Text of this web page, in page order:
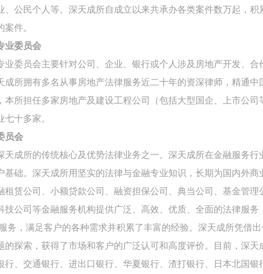
、公民个人等。深天成所自成立以来共承办各类案件数万起，
件。
业委员会
业委员会主要针对公司、企业、银行或个人涉及房地产开发、
所拥有多名从事房地产法律服务近二十年的资深律师，精通
所担任多家房地产及建设工程公司（包括大型国企、上市公司
十多家。
员会
天成所的传统核心及优势法律业务之一。深天成所在金融服务行
基础。深天成所用坚实的法律与金融专业知识，长期为国内外
赁公司、小额贷款公司、融资担保公司、典当公司、基金管
公司等金融服务机构提供广泛、高效、优质、全面的法律服
务，满足客户的各种需求并积累了丰富的经验。深天成所凭借
的探索，获得了市场和客户的广泛认可和高度评价。目前，深
行、交通银行、进出口银行、华夏银行、渣打银行、日本北国